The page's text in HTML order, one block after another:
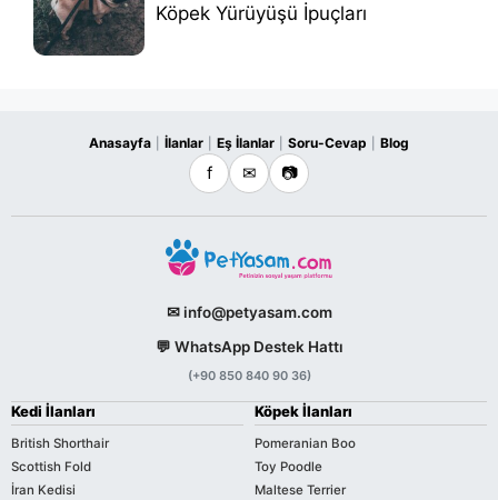
Köpek Yürüyüşü İpuçları
Anasayfa İlanlar Eş İlanlar Soru-Cevap Blog
f ✉ 📷
✉ info@petyasam.com
💬 WhatsApp Destek Hattı
(+90 850 840 90 36)
Kedi İlanları
British Shorthair
Scottish Fold
İran Kedisi
Köpek İlanları
Pomeranian Boo
Toy Poodle
Maltese Terrier